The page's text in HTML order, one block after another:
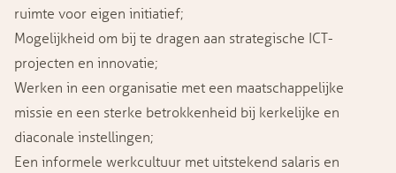
ruimte voor eigen initiatief;
Mogelijkheid om bij te dragen aan strategische ICT-
projecten en innovatie;
Werken in een organisatie met een maatschappelijke
missie en een sterke betrokkenheid bij kerkelijke en
diaconale instellingen;
Een informele werkcultuur met uitstekend salaris en